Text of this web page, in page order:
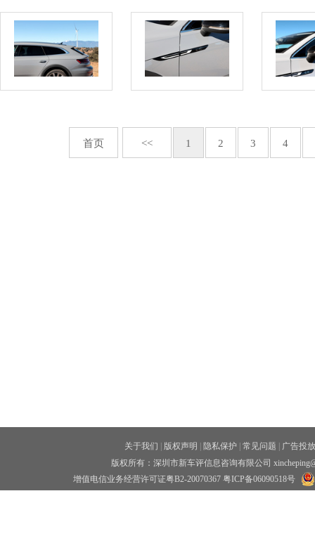
首页 << 1 2 3 4
关于我们 版权声明 隐私保护 常见问题
广告投放
版权所有：深圳市新车评信息咨询有限公司
增值电信业务经营许可证粤B2-20070367 粤ICP备06090518号